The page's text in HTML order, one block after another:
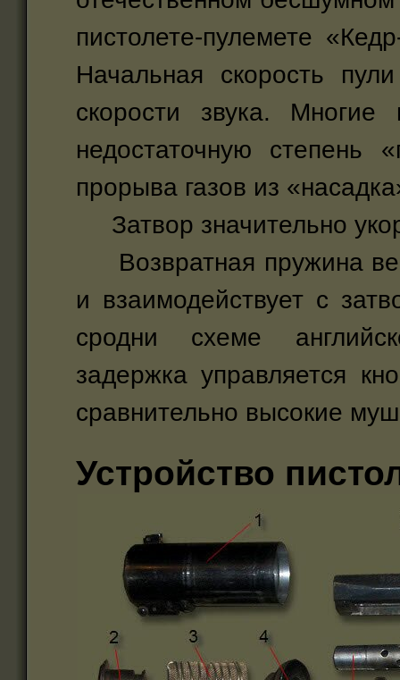
пистолете-пулемете
Начальная скорость
скорости звука. Многие
недостаточную степень
прорыва газов из
Затвор значительно
Возвратная пружина
и взаимодействует с
сродни схеме
задержка управляется
сравнительно высокие
Устройство